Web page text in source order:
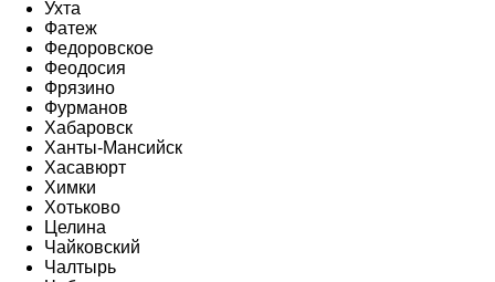
Ухта
Фатеж
Федоровское
Феодосия
Фрязино
Фурманов
Хабаровск
Ханты-Мансийск
Хасавюрт
Химки
Хотьково
Целина
Чайковский
Чалтырь